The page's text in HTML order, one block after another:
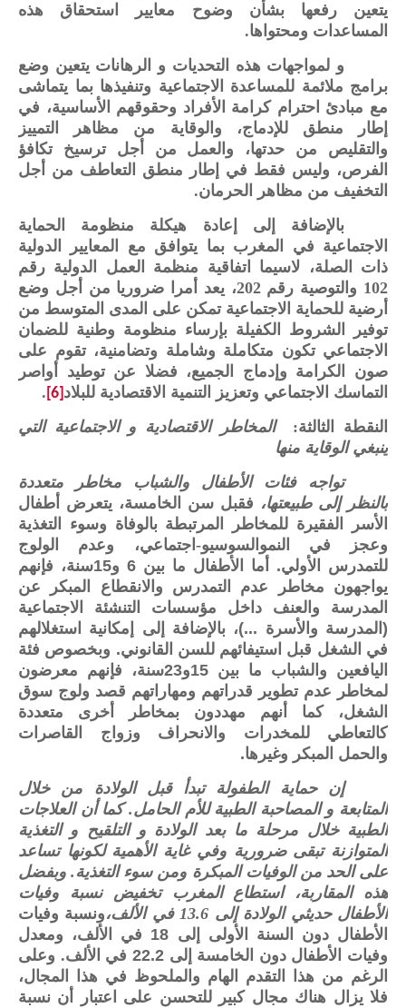
يتعين رفعها بشأن وضوح معايير استحقاق هذه
المساعدات ومحتواها.
و لمواجهات هذه التحديات و الرهانات يتعين وضع
برامج ملائمة للمساعدة الاجتماعية وتنفيذها بما يتماشى
مع مبادئ احترام كرامة الأفراد وحقوقهم الأساسية، في
إطار منطق للإدماج، والوقاية من مظاهر التمييز
والتقليص من حدتها، والعمل من أجل ترسيخ تكافؤ
الفرص، وليس فقط في إطار منطق التعاطف من أجل
التخفيف من مظاهر الحرمان.
بالإضافة إلى إعادة هيكلة منظومة الحماية
الاجتماعية في المغرب بما يتوافق مع المعايير الدولية
ذات الصلة، لاسيما اتفاقية منظمة العمل الدولية رقم
102 والتوصية رقم 202، يعد أمرا ضروريا من أجل وضع
أرضية للحماية الاجتماعية تمكن على المدى المتوسط من
توفير الشروط الكفيلة بإرساء منظومة وطنية للضمان
الاجتماعي تكون متكاملة وشاملة وتضامنية، تقوم على
صون الكرامة وإدماج الجميع، فضلا عن توطيد أواصر
التماسك الاجتماعي وتعزيز التنمية الاقتصادية للبلاد[6]
.
النقطة الثالثة:
المخاطر الاقتصادية و الاجتماعية التي
ينبغي الوقاية منها
تواجه فئات الأطفال والشباب مخاطر متعددة
بالنظر إلى طبيعتها، فقبل سن الخامسة، يتعرض أطفال
الأسر الفقيرة للمخاطر المرتبطة بالوفاة وسوء التغذية
وعجز في النموالسوسيو-اجتماعي، وعدم الولوج
للتمدرس الأولي. أما الأطفال ما بين 6 و15سنة، فإنهم
يواجهون مخاطر عدم التمدرس والانقطاع المبكر عن
المدرسة والعنف داخل مؤسسات التنشئة الاجتماعية
(المدرسة والأسرة ...)، بالإضافة إلى إمكانية استغلالهم
في الشغل قبل استيفائهم للسن القانوني. وبخصوص فئة
اليافعين والشباب ما بين 15و23سنة، فإنهم معرضون
لمخاطر عدم تطوير قدراتهم ومهاراتهم قصد ولوج سوق
الشغل، كما أنهم مهددون بمخاطر أخرى متعددة
كالتعاطي للمخدرات والانحراف وزواج القاصرات
والحمل المبكر وغيرها.
إن حماية الطفولة تبدأ قبل الولادة من خلال
المتابعة و المصاحبة الطبية للأم الحامل. كما أن العلاجات
الطبية خلال مرحلة ما بعد الولادة و التلقيح و التغذية
المتوازنة تبقى ضرورية وفي غاية الأهمية لكونها تساعد
على الحد من الوفيات المبكرة ومن سوء التغذية. وبفضل
هذه المقاربة، استطاع المغرب تخفيض نسبة وفيات
الأطفال حديثي الولادة إلى 13.6 في الألف،
ونسبة وفيات
الأطفال دون السنة الأولى إلى 18 في الألف، ومعدل
وفيات الأطفال دون الخامسة إلى22.2 في الألف. وعلى
الرغم من هذا التقدم الهام والملحوظ في هذا المجال،
فلا يزال هناك مجال كبير للتحسن على اعتبار أن نسبة